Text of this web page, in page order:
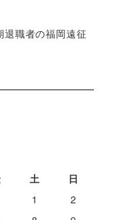
職者の福岡遠征
土
日
1
2